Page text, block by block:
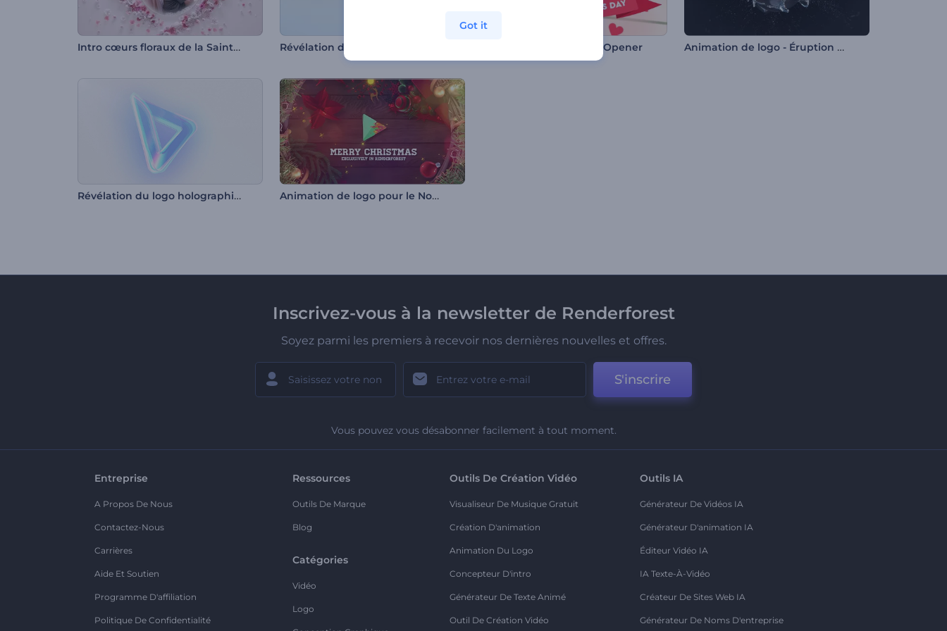
Intro cœurs floraux de la Saint-Valentin Reizvoller Valentinstag-Opener Animation de logo - Éruption de la sphère
Révélation du logo holographique Animation de logo pour le Nouvel An et Noël
Inscrivez-vous à la newsletter de Renderforest
Soyez parmi les premiers à recevoir nos dernières nouvelles et offres.
S'inscrire
Vous pouvez vous désabonner facilement à tout moment.
Entreprise
A Propos De Nous
Contactez-Nous
Carrières
Aide Et Soutien
Programme D'affiliation
Politique De Confidentialité
Ressources
Outils De Marque
Blog
Catégories
Vidéo
Logo
Outils De Création Vidéo
Visualiseur De Musique Gratuit
Création D'animation
Animation Du Logo
Concepteur D'intro
Générateur De Texte Animé
Outil De Création Vidéo
Outils IA
Générateur De Vidéos IA
Générateur D'animation IA
Éditeur Vidéo IA
IA Texte-À-Vidéo
Créateur De Sites Web IA
Générateur De Noms D'entreprise
Got it